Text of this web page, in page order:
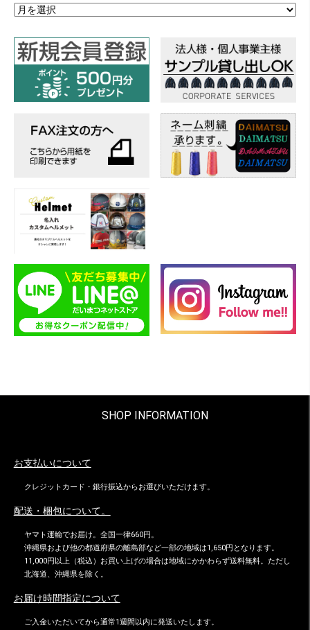
ア
ー
イ
ブ
SHOP INFORMATION
お支払いについて
クレジットカード・銀行振込からお選びいただけます。
配送・梱包について。
ヤマト運輸でお届け。全国一律660円。
沖縄県および他の都道府県の離島部など一部の地域は1,650円となります。
11,000円以上（税込）お買い上げの場合は地域にかかわらず送料無料。ただし
北海道、沖縄県を除く。
お届け時間指定について
ご入金いただいてから通常1週間以内に発送いたします。